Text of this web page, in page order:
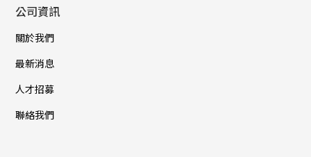
公司資訊
關於我們
最新消息
人才招募
聯絡我們